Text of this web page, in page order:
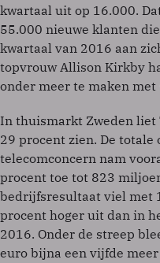
kwartaal uit op 16.000.
55.000 nieuwe klanten
kwartaal van 2016 aan
topvrouw Allison Kirkby
onder meer te maken
In thuismarkt Zweden liet
29 procent zien. De totale
telecomconcern nam
procent toe tot 823
bedrijfsresultaat viel met
procent hoger uit dan in
2016. Onder de streep
euro bijna een vijfde